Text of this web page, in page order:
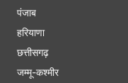
पंजाब
हरियाणा
छत्तीसगढ़
जम्मू-कश्मीर